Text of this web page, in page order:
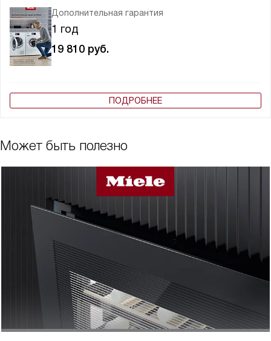
Дополнительная гарантия
1 год
19 810 руб.
ПОДРОБНЕЕ
Может быть полезно